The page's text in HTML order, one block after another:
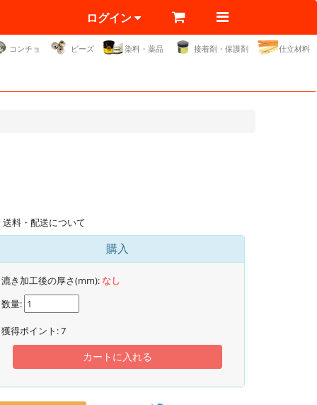
ログイン
コンチョ ビーズ 染料・薬品 接着剤・保護剤 仕立材料
送料・配送について
購入
漉き加工後の厚さ(mm):なし
数量:
獲得ポイント:7
カートに入れる